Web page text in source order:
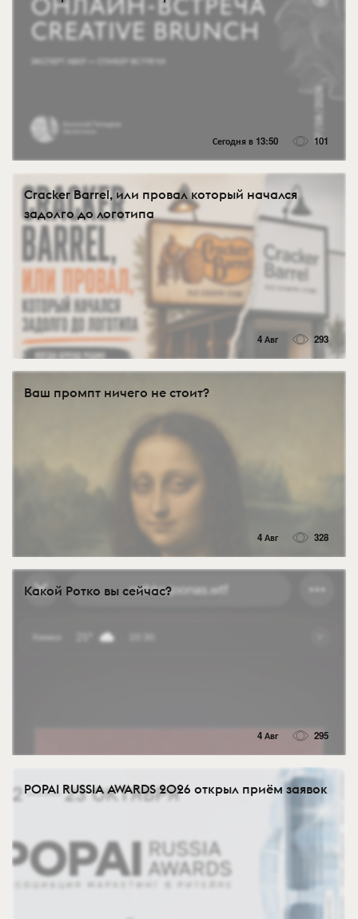
Сегодня в 13:50 101
Cracker Barrel, или провал который начался
задолго до логотипа
4 Авг 293
Ваш промпт ничего не стоит?
4 Авг 328
Какой Ротко вы сейчас?
4 Авг 295
POPAI RUSSIA AWARDS 2026 открыл приём заявок